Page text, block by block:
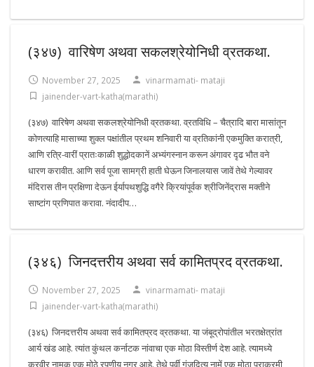
(३४७) वारिषेण अथवा सकलश्रेयोनिधी व्रतकथा.
November 27, 2025
vinarmamati- mataji
jainender-vart-katha(marathi)
(३४७) वारिषेण अथवा सकलश्रेयोनिधी व्रतकथा. व्रतविधि – चैत्रादि बारा मासांतून
कोणत्याहि मासाच्या शुक्ल पक्षांतील प्रथम शनिवारी या व्रतिकांनी एकमुक्ति करात्री,
आणि रत्रि-वारीं प्रातःकाळी शुद्धोदकानें अभ्यंगस्नान करून अंगावर दृढ भौत वने
धारण करावीत. आणि सर्व पूजा सामग्री हाती घेऊन जिनालयास जावें तेथे गेल्यावर
मंदिरास तीन प्रक्षिणा देऊन ईर्यापथशुद्धि वगैरे क्रियांपूर्वक श्रीजिनेंद्रास मक्तीने
साष्टांग प्रणिपात करावा. नंदादीप…
(३४६) जिनदत्तरीय अथवा सर्व कामितप्रद व्रतकथा.
November 27, 2025
vinarmamati- mataji
jainender-vart-katha(marathi)
(३४६) जिनदत्तरीय अथवा सर्व कामितप्रद व्रतकथा. या जंबूद्रोपांतील भरतक्षेत्रांत
आर्य खंड आहे. त्यांत कुंथल कर्नाटक नांवाचा एक मोठा विस्तीर्ण देश आहे. त्यामध्ये
करवीर नामक एक मोठे रपणीय नगर आहे. तेथे पूर्वी गंजदित्य नामें एक मोठा पराक्रमी,